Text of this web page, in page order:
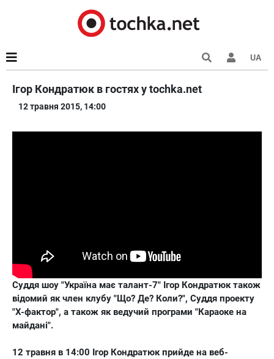
UA
Ігор Кондратюк в гостях у tochka.net
12 травня 2015, 14:00
Суддя шоу "Україна має талант-7" Ігор Кондратюк також
відомий як член клубу "Що? Де? Коли?", Суддя проекту
"Х-фактор", а також як ведучий програми "Караоке на
майдані".
12 травня в 14:00 Ігор Кондратюк прийде на веб-